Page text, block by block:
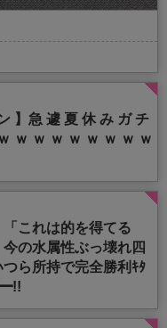
】急 遽 夏 休 み ガ チ
ｗ ｗ ｗ ｗ ｗ ｗ ｗ ｗ
「これは的を得てる
の水属性ぶっ壊れ四
ら所持で完全勝利ｷﾀ